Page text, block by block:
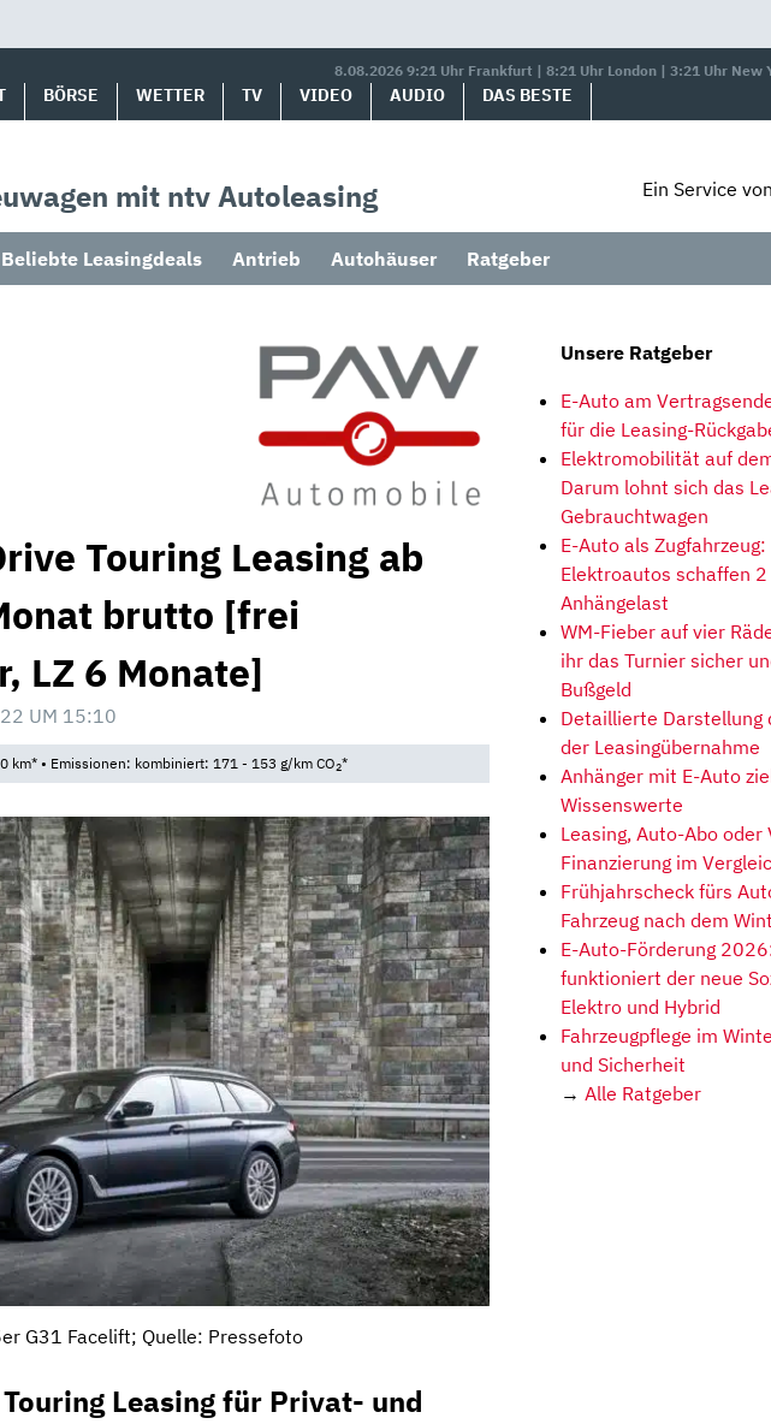
8.08.2026 9:21 Uhr Frankfurt | 8:21 Uhr London | 3:21 Uhr New
BÖRSE WETTER TV VIDEO AUDIO DAS BESTE
mit ntv Autoleasing Ein Service von
Beliebte Leasingdeals Antrieb Autohäuser Ratgeber
Touring Leasing ab
brutto [frei
LZ 6 Monate]
UM 15:10
km* • Emissionen: kombiniert: 171 - 153 g/km CO2*
G31 Facelift; Quelle: Pressefoto
Leasing für Privat- und
Unsere Ratgeber
E-Auto am
für die Leasing-
Elektromobilität auf
Darum lohnt sich das
Gebrauchtwagen
E-Auto als Zugfahrzeug:
Elektroautos schaffen 2
Anhängelast
WM-Fieber auf vier
ihr das Turnier sicher
Bußgeld
Detaillierte Darstellung
der Leasingübernahme
Anhänger mit E-Auto
Wissenswerte
Leasing, Auto-Abo oder
Finanzierung im
Frühjahrscheck fürs
Fahrzeug nach dem
E-Auto-Förderung
funktioniert der neue
Elektro und Hybrid
Fahrzeugpflege im
und Sicherheit
→ Alle Ratgeber